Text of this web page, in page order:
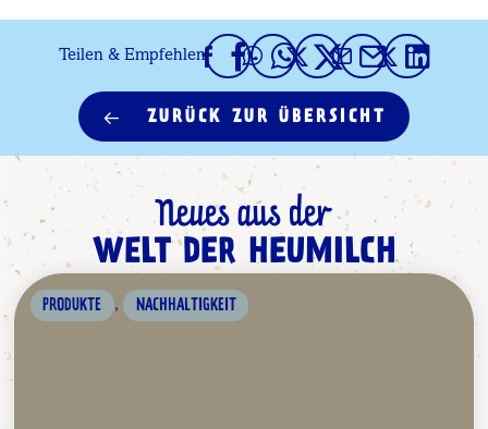
ZURÜCK ZUR ÜBERSICHT
Teilen & Empfehlen
Neues aus der
WELT DER HEUMILCH
PRODUKTE , NACHHALTIGKEIT